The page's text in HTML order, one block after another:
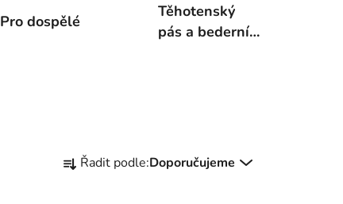
Pro dospělé
Těhotenský
pás a bederní
a Řadit podle:Doporučujeme